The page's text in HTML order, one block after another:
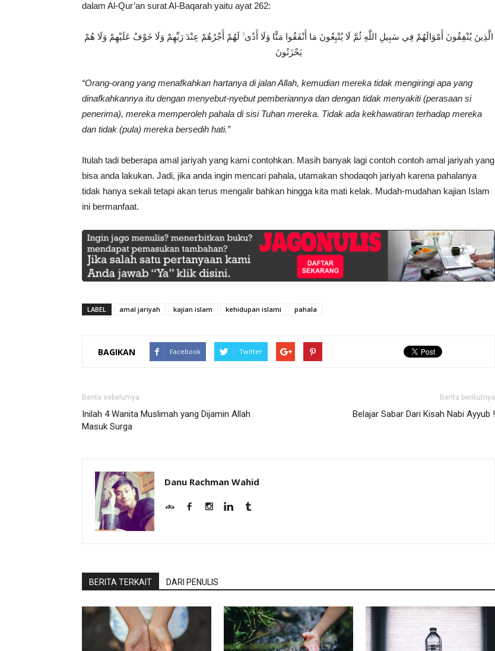
dalam Al-Qur’an surat Al-Baqarah yaitu ayat 262:
الَّذِينَ يُنْفِقُونَ أَمْوَالَهُمْ فِي سَبِيلِ اللَّهِ ثُمَّ لَا يُتْبِعُونَ مَا أَنْفَقُوا مَنًّا وَلَا أَذًى ۙ لَهُمْ أَجْرُهُمْ عِنْدَ رَبِّهِمْ وَلَا خَوْفٌ عَلَيْهِمْ وَلَا هُمْ
يَحْزَنُونَ
“Orang-orang yang menafkahkan hartanya di jalan Allah, kemudian mereka tidak mengiringi apa yang
dinafkahkannya itu dengan menyebut-nyebut pemberiannya dan dengan tidak menyakiti (perasaan si
penerima), mereka memperoleh pahala di sisi Tuhan mereka. Tidak ada kekhawatiran terhadap mereka
dan tidak (pula) mereka bersedih hati.”
Itulah tadi beberapa amal jariyah yang kami contohkan. Masih banyak lagi contoh contoh amal jariyah yang
bisa anda lakukan. Jadi, jika anda ingin mencari pahala, utamakan shodaqoh jariyah karena pahalanya
tidak hanya sekali tetapi akan terus mengalir bahkan hingga kita mati kelak. Mudah-mudahan kajian Islam
ini bermanfaat.
LABEL amal jariyah kajian islam kehidupan islami pahala
BAGIKAN Facebook Twitter
Berita sebelumya
Inilah 4 Wanita Muslimah yang Dijamin Allah
Masuk Surga
Berita berikutnya
Belajar Sabar Dari Kisah Nabi Ayyub !
Danu Rachman Wahid
BERITA TERKAIT DARI PENULIS